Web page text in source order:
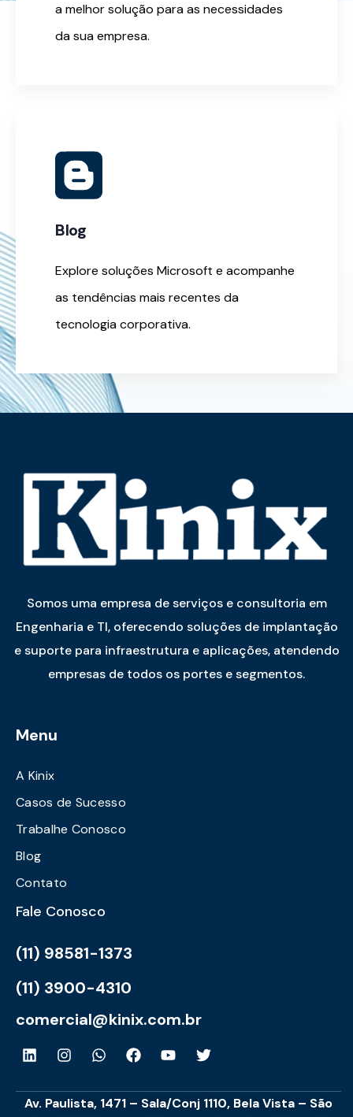
a melhor solução para as necessidades
da sua empresa.
Blog
Explore soluções Microsoft e acompanhe
as tendências mais recentes da
tecnologia corporativa.
Somos uma empresa de serviços e consultoria em
Engenharia e TI, oferecendo soluções de implantação
e suporte para infraestrutura e aplicações, atendendo
empresas de todos os portes e segmentos.
Menu
A Kinix
Casos de Sucesso
Trabalhe Conosco
Blog
Contato
Fale Conosco
(11) 98581-1373
(11) 3900-4310
comercial@kinix.com.br
Av. Paulista, 1471 – Sala/Conj 1110, Bela Vista – São